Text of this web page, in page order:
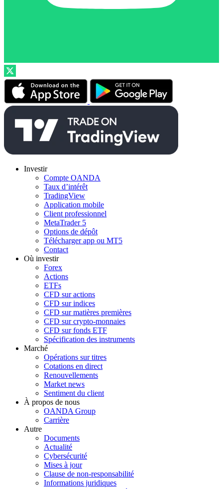
Investir
Compte OANDA
Taux d’intérêt
TradingView
Application mobile
Client professionnel
MetaTrader 5
Options de dépôt
Télécharger app ou MT5
Contact
Où investir
Forex
Actions
ETFs
CFD sur actions
CFD sur indices
CFD sur matières premières
CFD sur crypto-monnaies
CFD sur fonds ETF
Spécification des instruments
Marché
Opérations sur titres
Cotations en direct
Renouvellements
Market news
Sentiment du client
À propos de nous
OANDA Group
Carrière
Autre
Documents
Actualité
Cybersécurité
Mises à jour
Clause de non-responsabilité
Informations juridiques